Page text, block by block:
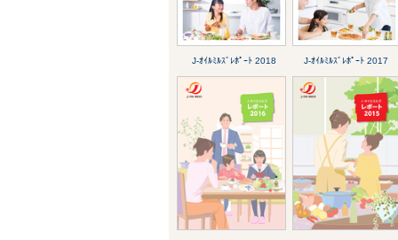
J-ｵｲﾙﾐﾙｽﾞﾚﾎﾟｰﾄ 2018 J-ｵｲﾙﾐﾙｽﾞﾚﾎﾟｰﾄ 2017